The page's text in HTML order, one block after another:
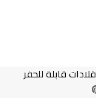
قلادات قابلة للحفر